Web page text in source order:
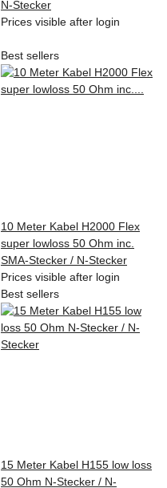
N-Stecker
Prices visible after login
Best sellers
10 Meter Kabel H2000 Flex
super lowloss 50 Ohm inc.
SMA-Stecker / N-Stecker
Prices visible after login
Best sellers
15 Meter Kabel H155 low loss
50 Ohm N-Stecker / N-